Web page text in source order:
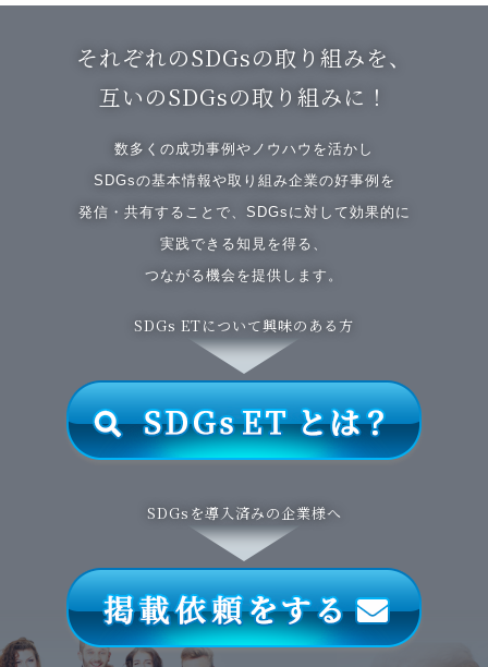
それぞれのSDGsの取り組みを、
互いのSDGsの取り組みに！
数多くの成功事例やノウハウを活かし
SDGsの基本情報や取り組み企業の好事例を
発信・共有することで、SDGsに対して効果的に
実践できる知見を得る、
つながる機会を提供します。
SDGs ETについて興味のある方
SDGsを導入済みの企業様へ